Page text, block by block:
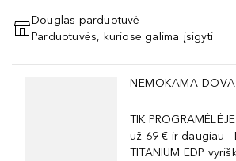
PRIDĖTI Į KREPŠELĮ
Douglas parduotuvė
Parduotuvės, kuriose galima įsigyti
Praleisti slankiklį
NEMOKAMA
TIK
už 69 € ir daugiau -
TITANIUM EDP